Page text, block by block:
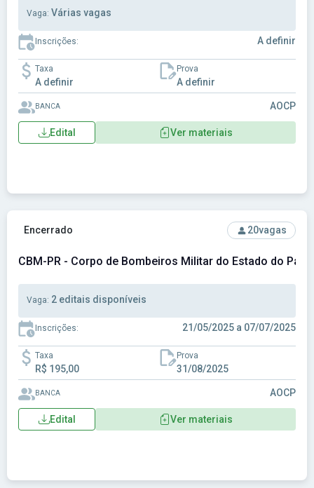
Vaga: Várias vagas
Inscrições: A definir
Taxa
A definir
Prova
A definir
BANCA AOCP
Edital Ver materiais
Ver concurso: CBM-PR - Corpo de Bombeiros Militar do
Encerrado 20vagas
CBM-PR - Corpo de Bombeiros Militar do Estado do
Vaga: 2 editais disponíveis
Inscrições: 21/05/2025 a 07/07/2025
Taxa
R$ 195,00
Prova
31/08/2025
BANCA AOCP
Edital Ver materiais